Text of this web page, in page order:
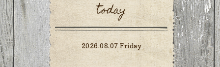
today
2026.08.07 Friday